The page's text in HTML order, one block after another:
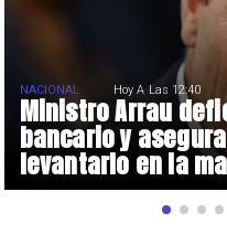
Ministro Arrau
bancario y
levantarlo en la
NACIONAL Hoy A Las 12:40